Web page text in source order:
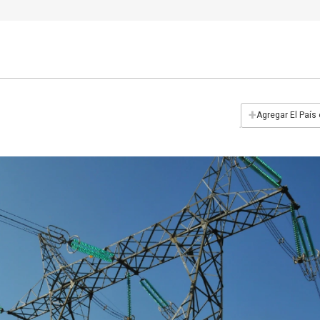
+Agregar El País